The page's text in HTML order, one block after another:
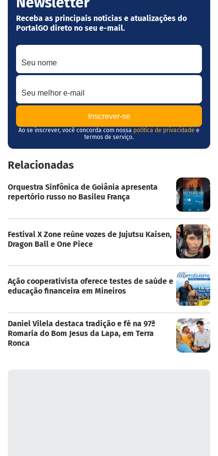
Receba as principais notícias e atualizações do
PortalGO direto no seu e-mail.
Seu nome
Seu melhor e-mail
Ao se inscrever, você concorda com nossa política de privacidade e
termos de serviço.
Relacionadas
Orquestra Sinfônica de Goiânia apresenta
repertório russo no Basileu França
Festival X Zone reúne vozes de Jujutsu Kaisen,
Dragon Ball e One Piece
Ação cooperativista oferece testes de saúde e
educação financeira em Mineiros
Daniel Vilela destaca tradição e fé na 97ª
Romaria do Bom Jesus da Lapa, em Terra
Ronca